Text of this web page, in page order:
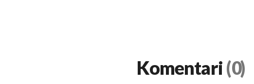
Komentari (0)